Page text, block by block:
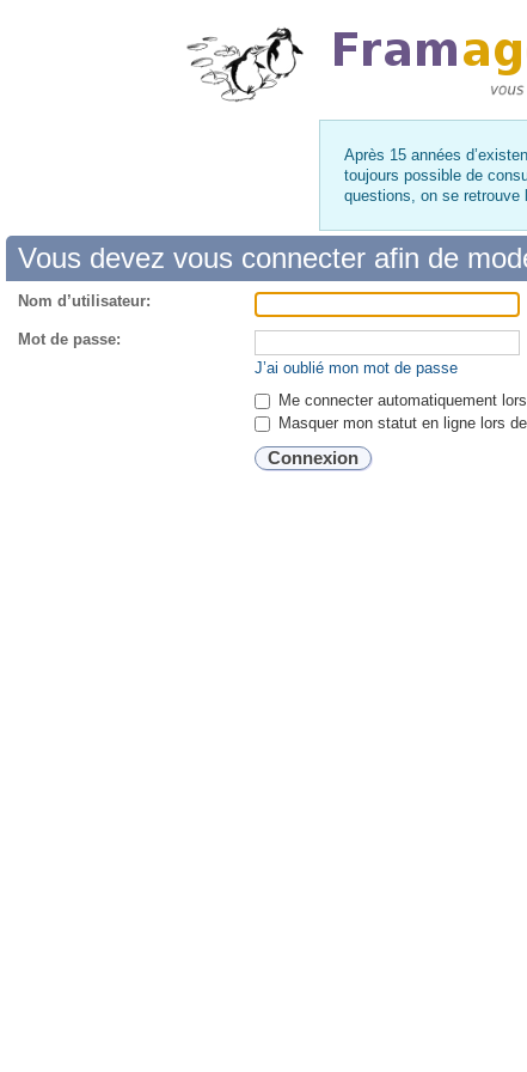
Après 15 années
toujours possible de
questions, on se
Vous devez vous connecter afin de
Nom d’utilisateur:
Mot de passe:
J’ai oublié mon mot de passe
Me connecter automatiquement
Masquer mon statut en ligne lors